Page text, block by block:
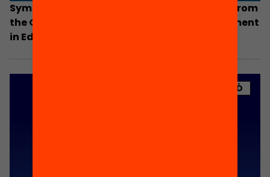
Symposium on Education Change: Insights from
the OECD Reviews of Evaluation and Assessment
in Education
PUBLICACIÓ